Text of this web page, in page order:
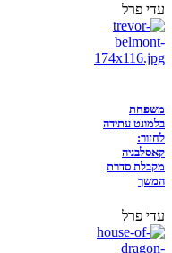
עדי פרל
משפחת
בלמונט עתידה
לחזור:
קאסלבניה
מקבלת סדרת
המשך
עדי פרל